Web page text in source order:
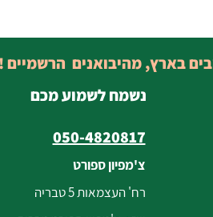
נשמח לשמוע מכם
050-4820817
צ'מפיון ספורט
רח' העצמאות 5 טבריה
בארץ, מהיבואנים